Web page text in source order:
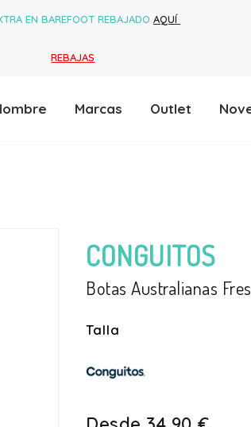
EN BAREFOOT REBAJADO AQUÍ
REBAJAS
Marcas Outlet
CONGUITOS
Botas Australianas
Talla